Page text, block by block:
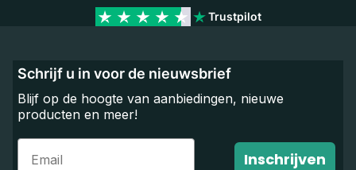
Trustpilot
Schrijf u in voor de nieuwsbrief
Blijf op de hoogte van aanbiedingen, nieuwe
producten en meer!
Email
Inschrijven